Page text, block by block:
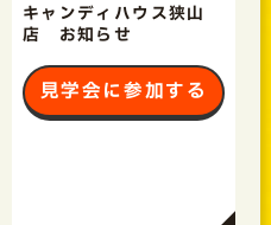
キャンディハウス狭山
店 お知らせ
見学会に参加する